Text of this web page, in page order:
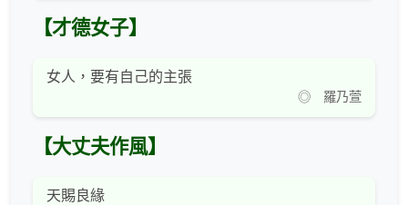
【才德女子】
女人，要有自己的主張
◎ 羅乃萱
【大丈夫作風】
天賜良緣